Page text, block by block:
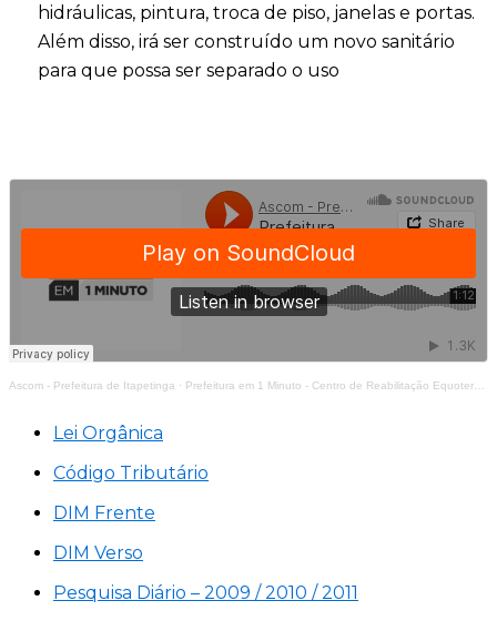
hidráulicas, pintura, troca de piso, janelas e portas.
Além disso, irá ser construído um novo sanitário
para que possa ser separado o uso
Ascom - Prefeitura de Itapetinga · Prefeitura em 1 Minuto - Centro de Reabilitação Equoterapia Manoela
Lei Orgânica
Código Tributário
DIM Frente
DIM Verso
Pesquisa Diário – 2009 / 2010 / 2011